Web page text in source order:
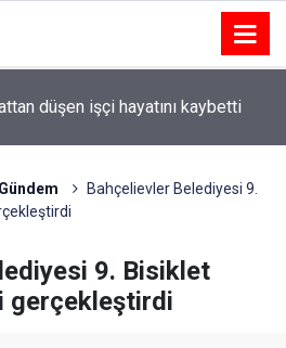
kazası: 1 ölü 5 yaralı
Bahçelievler Belediyesi 9.
9. Bisiklet
gerçekleştirdi